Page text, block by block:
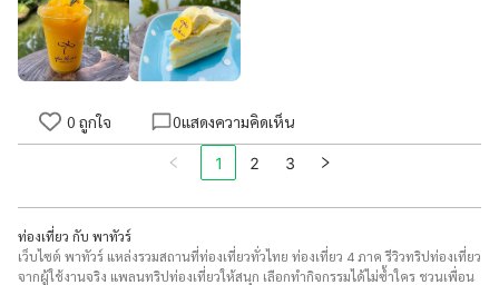
0 ถูกใจ 0แสดงความคิดเห็น
1 2 3
ท่องเที่ยว กับ พาทัวร์
เว็บไซต์ พาทัวร์ แหล่งรวมสถานที่ท่องเที่ยวทั่วไทย ท่องเที่ยว 4 ภาค รีวิวทริปท่องเที่ยว
จากผู้ใช้งานจริง แพลนทริปท่องเที่ยวให้สนุก เลือกทำกิจกรรมได้ไม่ซ้ำใคร ชวนเพื่อน